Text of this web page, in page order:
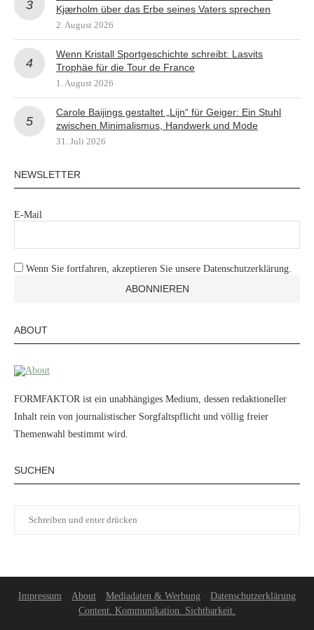
Kjærholm über das Erbe seines Vaters sprechen
2. August 2026
Wenn Kristall Sportgeschichte schreibt: Lasvits
Trophäe für die Tour de France
1. August 2026
Carole Baijings gestaltet „Lijn“ für Geiger: Ein Stuhl
zwischen Minimalismus, Handwerk und Mode
31. Juli 2026
NEWSLETTER
E-Mail
Wenn Sie fortfahren, akzeptieren Sie unsere Datenschutzerklärung.
ABOUT
FORMFAKTOR ist ein unabhängiges Medium, dessen redaktioneller
Inhalt rein von journalistischer Sorgfaltspflicht und völlig freier
Themenwahl bestimmt wird.
SUCHEN
Impressum About Mediadaten & Werbung
Datenschutzerklärung
Content. Kommunikation. Sichtbarkeit.